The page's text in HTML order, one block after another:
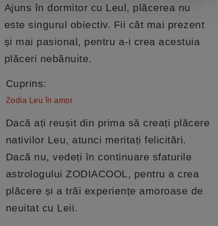
Ajuns în dormitor cu Leul, plăcerea nu
este singurul obiectiv. Fii cât mai prezent
și mai pasional, pentru a-i crea acestuia
plăceri nebănuite.
Cuprins:
Zodia Leu în amor
Dacă ați reușit din prima să creați plăcere
nativilor Leu, atunci meritați felicitări.
Dacă nu, vedeți în continuare sfaturile
astrologului ZODIACOOL, pentru a crea
plăcere și a trăi experiențe amoroase de
neuitat cu Leii.